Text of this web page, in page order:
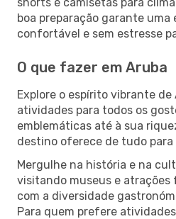
boa preparação garante uma
confortável e sem estresse
O que fazer em Aruba
Explore o espírito vibrante
atividades para todos os
emblemáticas até à sua
destino oferece de tudo para
Mergulhe na história e na
visitando museus e atrações
com a diversidade
Para quem prefere